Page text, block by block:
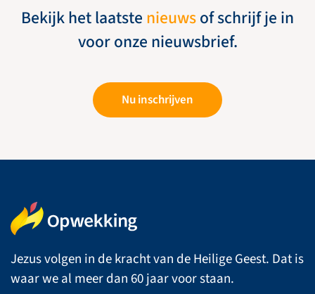
Bekijk het laatste nieuwsof schrijf je in
voor onze nieuwsbrief.
Nu inschrijven
Jezus volgen in de kracht van de Heilige Geest. Dat is
waar we al meer dan 60 jaar voor staan.